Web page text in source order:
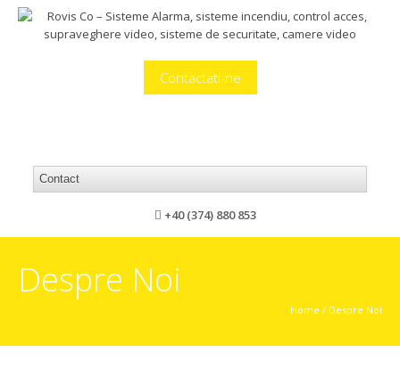
Contactati-ne
+40 (374) 880 853
Despre Noi
Home / Despre Noi